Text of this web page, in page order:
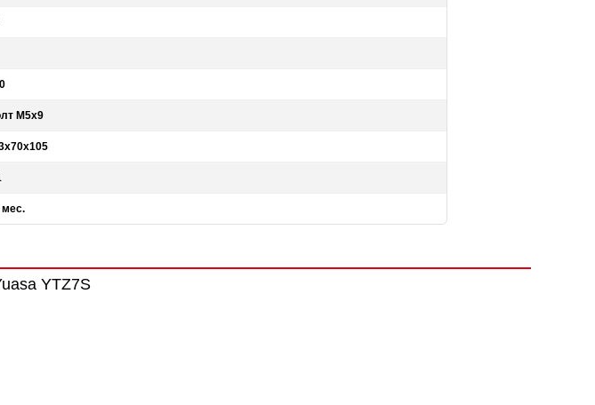
М5х9
мес.
YTZ7S